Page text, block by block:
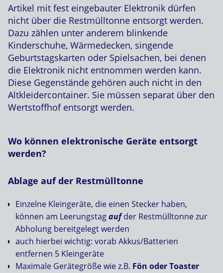
Artikel mit fest eingebauter Elektronik dürfen
nicht über die Restmülltonne entsorgt werden.
Dazu zählen unter anderem blinkende
Kinderschuhe, Wärmedecken, singende
Geburtstagskarten oder Spielsachen, bei denen
die Elektronik nicht entnommen werden kann.
Diese Gegenstände gehören auch nicht in den
Altkleidercontainer. Sie müssen separat über den
Wertstoffhof entsorgt werden.
Wo können elektronische Geräte entsorgt
werden?
Ablage auf der Restmülltonne
Einzelne Kleingeräte, die einen Stecker haben,
können am Leerungstagaufder Restmülltonne zur
Abholung bereitgelegt werden
auch hierbei wichtig: vorab Akkus/Batterien
entfernen 5 Kleingeräte
Maximale Gerätegröße wie z.B. Fön oder Toaster